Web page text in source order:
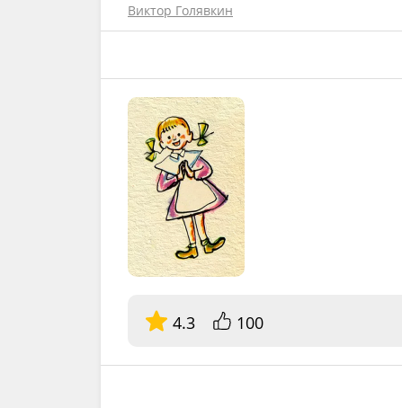
Виктор Голявкин
4.3 100